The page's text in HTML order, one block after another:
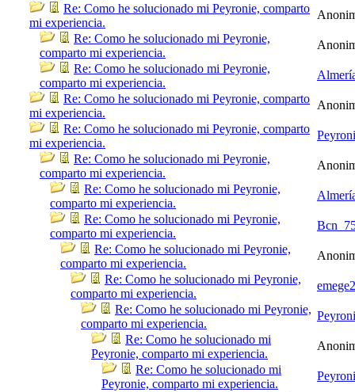
Re: Como he solucionado mi Peyronie, comparto
mi experiencia.
Re: Como he solucionado mi Peyronie,
comparto mi experiencia.
Re: Como he solucionado mi Peyronie,
comparto mi experiencia.
Re: Como he solucionado mi Peyronie, comparto
mi experiencia.
Re: Como he solucionado mi Peyronie, comparto
mi experiencia.
Re: Como he solucionado mi Peyronie,
comparto mi experiencia.
Re: Como he solucionado mi Peyronie,
comparto mi experiencia.
Re: Como he solucionado mi Peyronie,
comparto mi experiencia.
Re: Como he solucionado mi Peyronie,
comparto mi experiencia.
Re: Como he solucionado mi Peyronie,
comparto mi experiencia.
Re: Como he solucionado mi Peyronie,
comparto mi experiencia.
Re: Como he solucionado mi
Peyronie, comparto mi experiencia.
Re: Como he solucionado mi
Peyronie, comparto mi experiencia.